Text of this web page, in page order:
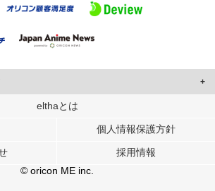
使用して、ユーザーに合わせたコンテンツや広告の
タ解析の各パートナーに提供しています。
とユーザーが各パートナーに提供した他の情報や、
サービスを使用したときに収集した他の情報を組み
elthaとは
個人情報保護方針
採用情報
© oricon ME inc.